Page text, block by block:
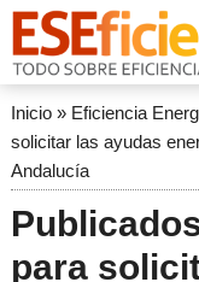
Inicio» Eficiencia
solicitar las ayudas
Andalucía
para